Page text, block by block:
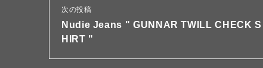
次の投稿
Nudie Jeans " GUNNAR TWILL CHECK S
HIRT "